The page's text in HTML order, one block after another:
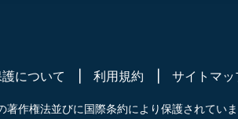
について 利用規約 サイトマッ
著作権法並びに国際条約により保護されていま